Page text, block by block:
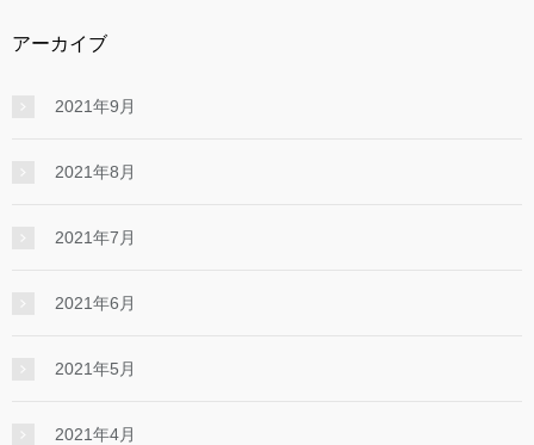
アーカイブ
2021年9月
2021年8月
2021年7月
2021年6月
2021年5月
2021年4月